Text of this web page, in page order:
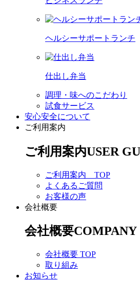
ヘルシーサポートランチ
仕出し弁当
調理・味へのこだわり
試食サービス
安心安全について
ご利用案内
ご利用案内USER
ご利用案内 TOP
よくあるご質問
お客様の声
会社概要
会社概要COMPANY
会社概要 TOP
取り組み
お知らせ